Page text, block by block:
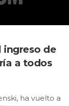
ingreso de
a todos
ha vuelto a